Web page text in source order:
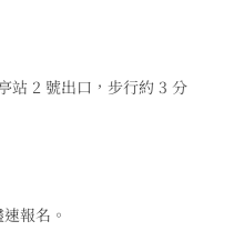
站 2 號出口，步行約 3 分
報名。